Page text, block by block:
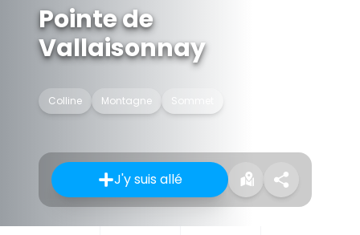
Pointe de
Vallaisonnay
Colline Montagne Sommet
J'y suis allé